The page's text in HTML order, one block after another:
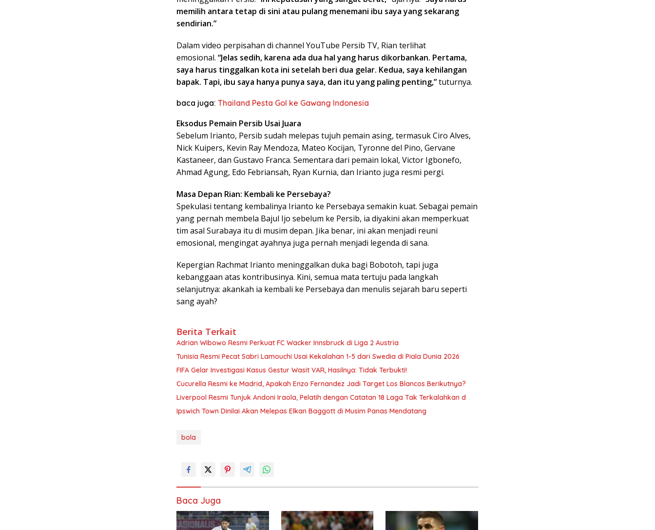
memilih antara tetap di sini atau pulang menemani ibu saya yang sekarang
sendirian.”
Dalam video perpisahan di channel YouTube Persib TV, Rian terlihat
emosional. “Jelas sedih, karena ada dua hal yang harus dikorbankan. Pertama,
saya harus tinggalkan kota ini setelah beri dua gelar. Kedua, saya kehilangan
bapak. Tapi, ibu saya hanya punya saya, dan itu yang paling penting,”tuturnya.
baca juga: Thailand Pesta Gol ke Gawang Indonesia
Eksodus Pemain Persib Usai Juara
Sebelum Irianto, Persib sudah melepas tujuh pemain asing, termasuk Ciro Alves,
Nick Kuipers, Kevin Ray Mendoza, Mateo Kocijan, Tyronne del Pino, Gervane
Kastaneer, dan Gustavo Franca. Sementara dari pemain lokal, Victor Igbonefo,
Ahmad Agung, Edo Febriansah, Ryan Kurnia, dan Irianto juga resmi pergi.
Masa Depan Rian: Kembali ke Persebaya?
Spekulasi tentang kembalinya Irianto ke Persebaya semakin kuat. Sebagai pemain
yang pernah membela Bajul Ijo sebelum ke Persib, ia diyakini akan memperkuat
tim asal Surabaya itu di musim depan. Jika benar, ini akan menjadi reuni
emosional, mengingat ayahnya juga pernah menjadi legenda di sana.
Kepergian Rachmat Irianto meninggalkan duka bagi Bobotoh, tapi juga
kebanggaan atas kontribusinya. Kini, semua mata tertuju pada langkah
selanjutnya: akankah ia kembali ke Persebaya dan menulis sejarah baru seperti
sang ayah?
Berita Terkait
Adrian Wibowo Resmi Perkuat FC Wacker Innsbruck di Liga 2 Austria
Tunisia Resmi Pecat Sabri Lamouchi Usai Kekalahan 1-5 dari Swedia di Piala Dunia 2026
FIFA Gelar Investigasi Kasus Gestur Wasit VAR, Hasilnya: Tidak Terbukti!
Cucurella Resmi ke Madrid, Apakah Enzo Fernandez Jadi Target Los Blancos Berikutnya?
Liverpool Resmi Tunjuk Andoni Iraola, Pelatih dengan Catatan 18 Laga Tak Terkalahkan d
Ipswich Town Dinilai Akan Melepas Elkan Baggott di Musim Panas Mendatang
bola
Baca Juga